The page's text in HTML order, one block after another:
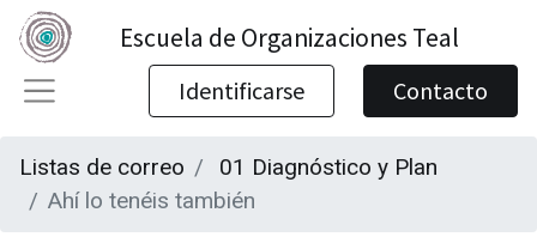
Escuela de Organizaciones Teal
Identificarse Contacto
Listas de correo
01 Diagnóstico y Plan
Ahí lo tenéis también